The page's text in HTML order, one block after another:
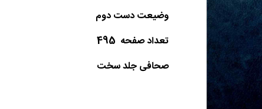
وضیعت دست دوم
تعداد صفحه 495
صحافی جلد سخت